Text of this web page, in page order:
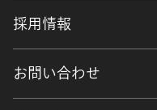
採用情報
お問い合わせ